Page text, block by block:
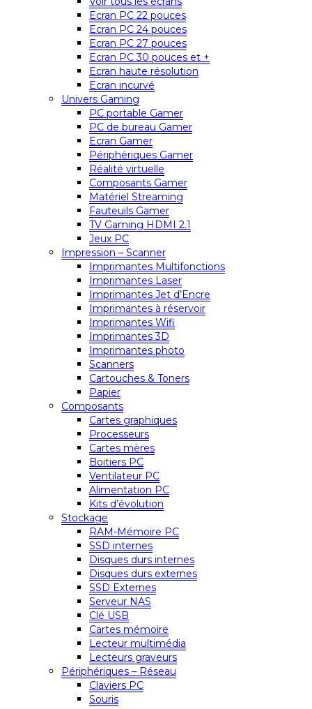
Ecran PC 22 pouces
Ecran PC 24 pouces
Ecran PC 27 pouces
Ecran PC 30 pouces et +
Ecran haute résolution
Ecran incurvé
Univers Gaming
PC portable Gamer
PC de bureau Gamer
Ecran Gamer
Périphériques Gamer
Réalité virtuelle
Composants Gamer
Matériel Streaming
Fauteuils Gamer
TV Gaming HDMI 2.1
Jeux PC
Impression – Scanner
Imprimantes Multifonctions
Imprimantes Laser
Imprimantes Jet d’Encre
Imprimantes à réservoir
Imprimantes Wifi
Imprimantes 3D
Imprimantes photo
Scanners
Cartouches & Toners
Papier
Composants
Cartes graphiques
Processeurs
Cartes mères
Boitiers PC
Ventilateur PC
Alimentation PC
Kits d’évolution
Stockage
RAM-Mémoire PC
SSD internes
Disques durs internes
Disques durs externes
SSD Externes
Serveur NAS
Clé USB
Cartes mémoire
Lecteur multimédia
Lecteurs graveurs
Périphériques – Réseau
Claviers PC
Souris